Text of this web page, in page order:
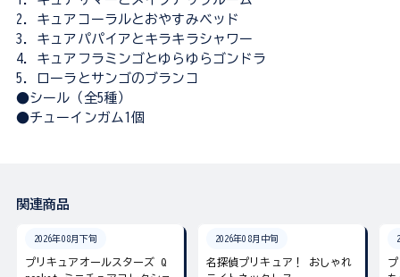
2．キュアコーラルとおやすみベッド
3．キュアパパイアとキラキラシャワー
4．キュアフラミンゴとゆらゆらゴンドラ
5．ローラとサンゴのブランコ
●シール（全5種）
●チューインガム1個
関連商品
2026年08月下旬
プリキュアオールスターズ Q
2026年08月中旬
名探偵プリキュア！ おしゃれ